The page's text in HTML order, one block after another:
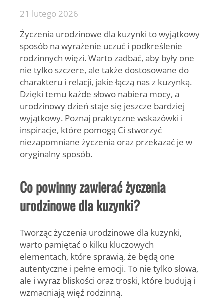
21 lutego 2026
Życzenia urodzinowe dla kuzynki to wyjątkowy
sposób na wyrażenie uczuć i podkreślenie
rodzinnych więzi. Warto zadbać, aby były one
nie tylko szczere, ale także dostosowane do
charakteru i relacji, jakie łączą nas z kuzynką.
Dzięki temu każde słowo nabiera mocy, a
urodzinowy dzień staje się jeszcze bardziej
wyjątkowy. Poznaj praktyczne wskazówki i
inspiracje, które pomogą Ci stworzyć
niezapomniane życzenia oraz przekazać je w
oryginalny sposób.
Co powinny zawierać życzenia
urodzinowe dla kuzynki?
Tworząc życzenia urodzinowe dla kuzynki,
warto pamiętać o kilku kluczowych
elementach, które sprawią, że będą one
autentyczne i pełne emocji. To nie tylko słowa,
ale i wyraz bliskości oraz troski, które budują i
wzmacniają więź rodzinną.